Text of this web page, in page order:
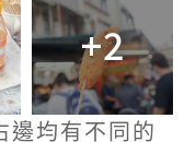
+2
邊均有不同的